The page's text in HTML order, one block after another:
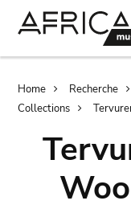
Home Recherche
Collections